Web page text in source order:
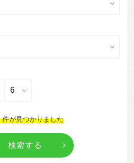
件が見つかりました